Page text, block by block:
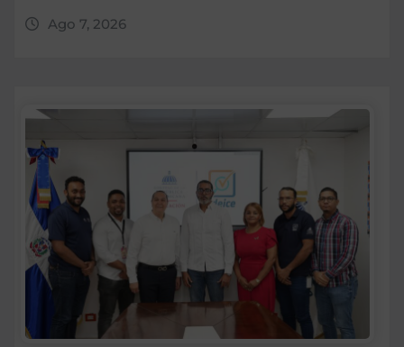
Ago 7, 2026